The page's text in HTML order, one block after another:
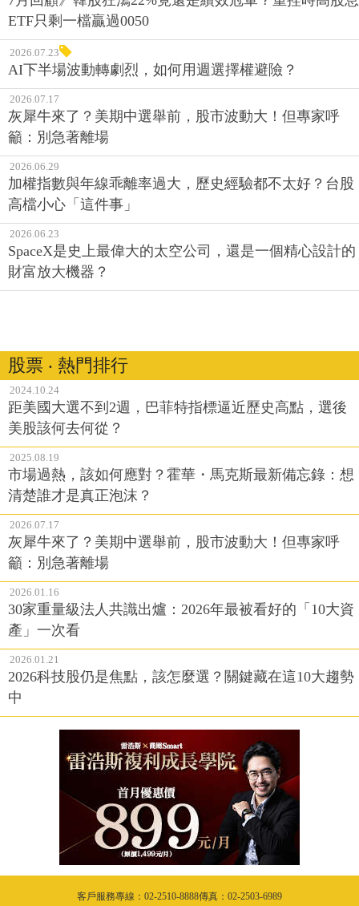
ETF只剩一檔贏過0050
2026.07.23
AI下半場波動轉劇烈，如何用週選擇權避險？
2026.07.17
灰犀牛來了？美期中選舉前，股市波動大！但專家呼
籲：別急著離場
2026.06.29
加權指數與年線乖離率過大，歷史經驗都不太好？台股
高檔小心「這件事」
2026.06.23
SpaceX是史上最偉大的太空公司，還是一個精心設計的
財富放大機器？
股票 ‧ 熱門排行
2024.10.24
距美國大選不到2週，巴菲特指標逼近歷史高點，選後
美股該何去何從？
2025.08.19
市場過熱，該如何應對？霍華・馬克斯最新備忘錄：想
清楚誰才是真正泡沫？
2026.07.17
灰犀牛來了？美期中選舉前，股市波動大！但專家呼
籲：別急著離場
2026.01.16
30家重量級法人共識出爐：2026年最被看好的「10大資
產」一次看
2026.01.21
2026科技股仍是焦點，該怎麼選？關鍵藏在這10大趨勢
中
客戶服務專線：02-2510-8888傳真：02-2503-6989